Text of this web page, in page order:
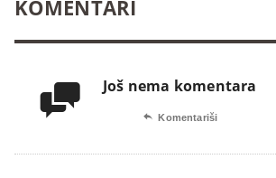
KOMENTARI
 Još nema komentara
 Komentariši